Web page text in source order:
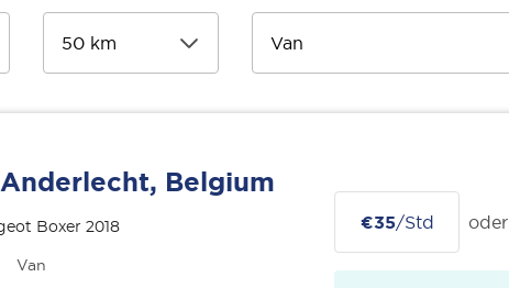
Anderlecht, Belgium
Boxer 2018
Van
€35/Std oder